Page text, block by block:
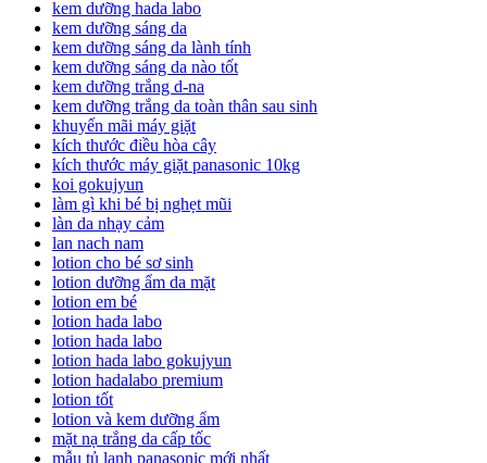
kem dưỡng hada labo
kem dưỡng sáng da
kem dưỡng sáng da lành tính
kem dưỡng sáng da nào tốt
kem dưỡng trắng d-na
kem dưỡng trắng da toàn thân sau sinh
khuyến mãi máy giặt
kích thước điều hòa cây
kích thước máy giặt panasonic 10kg
koi gokujyun
làm gì khi bé bị nghẹt mũi
làn da nhạy cảm
lan nach nam
lotion cho bé sơ sinh
lotion dưỡng ẩm da mặt
lotion em bé
lotion hada labo
lotion hada labo
lotion hada labo gokujyun
lotion hadalabo premium
lotion tốt
lotion và kem dưỡng ẩm
mặt nạ trắng da cấp tốc
mẫu tủ lạnh panasonic mới nhất